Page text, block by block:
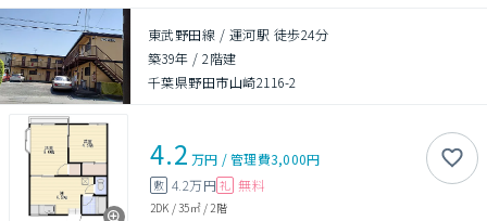
東武野田線 / 運河駅 徒歩24分
築39年 /2階建
千葉県野田市山崎2116-2
4.2 万円 /管理費3,000円
敷 4.2万円 礼 無料
2DK /35㎡/ 2階